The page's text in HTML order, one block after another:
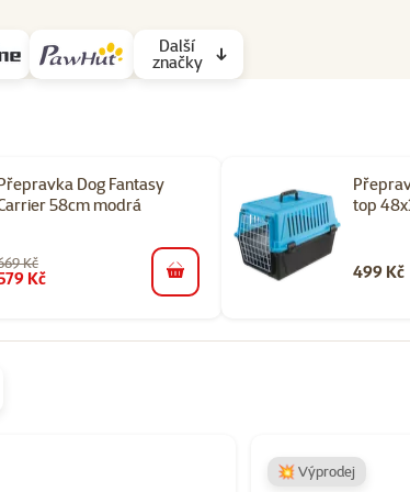
Další
značky
Dog Fantasy
58cm modrá
Kč
Kč do košíku
top
499 Kč
💥 Výprodej